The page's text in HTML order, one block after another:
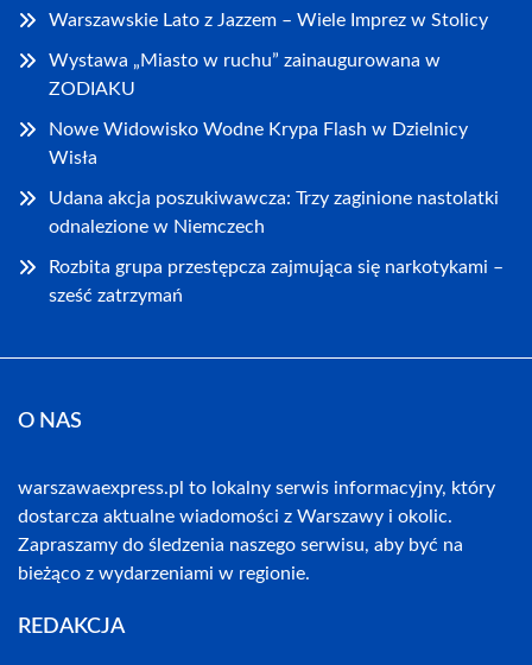
Warszawskie Lato z Jazzem – Wiele Imprez w Stolicy
Wystawa „Miasto w ruchu” zainaugurowana w
ZODIAKU
Nowe Widowisko Wodne Krypa Flash w Dzielnicy
Wisła
Udana akcja poszukiwawcza: Trzy zaginione nastolatki
odnalezione w Niemczech
Rozbita grupa przestępcza zajmująca się narkotykami –
sześć zatrzymań
O NAS
warszawaexpress.pl to lokalny serwis informacyjny, który
dostarcza aktualne wiadomości z Warszawy i okolic.
Zapraszamy do śledzenia naszego serwisu, aby być na
bieżąco z wydarzeniami w regionie.
REDAKCJA